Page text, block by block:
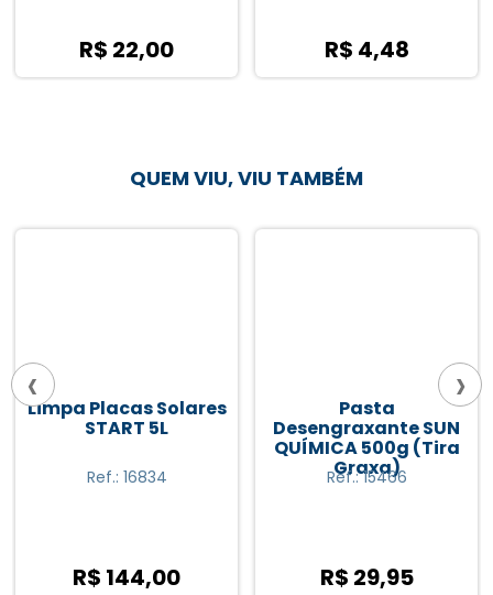
R$ 22,00 R$ 4,48
QUEM VIU, VIU TAMBÉM
Limpa Placas Solares
START 5L
Ref.: 16834
R$ 144,00
Pasta
Desengraxante SUN
QUÍMICA 500g (Tira
Graxa)
Ref.: 15466
R$ 29,95
‹ ›